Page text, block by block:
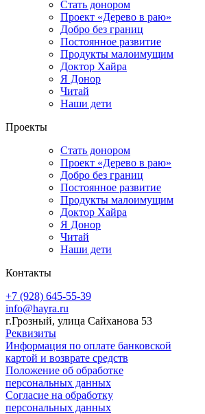
Стать донором
Проект «Дерево в раю»
Добро без границ
Постоянное развитие
Продукты малоимущим
Доктор Хайра
Я Донор
Читай
Наши дети
Проекты
Стать донором
Проект «Дерево в раю»
Добро без границ
Постоянное развитие
Продукты малоимущим
Доктор Хайра
Я Донор
Читай
Наши дети
Контакты
+7 (928) 645-55-39
info@hayra.ru
г.Грозный, улица Сайханова 53
Реквизиты
Информация по оплате банковской
картой и возврате средств
Положение об обработке
персональных данных
Согласие на обработку
персональных данных